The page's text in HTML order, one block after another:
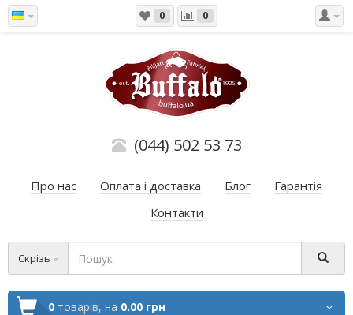
0 0
(044) 502 53 73
Про нас Оплата і доставка Блог
Гарантія
Контакти
Скрізь
0 товарів, на 0.00 грн